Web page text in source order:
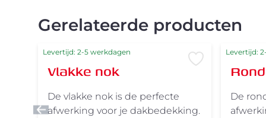
Gerelateerde producten
Levertijd: 2-5 werkdagen Voeg toe
Vlakke nok
De vlakke nok is de perfecte
afwerking voor je dakbedekking.
Levertijd:
De